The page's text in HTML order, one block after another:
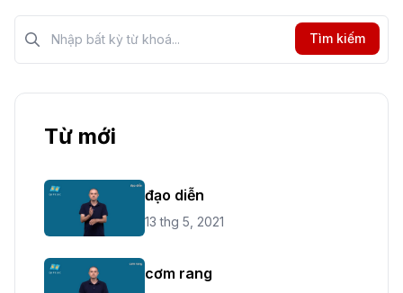
Tìm kiếm?>
Tìm kiếm
Từ mới
đạo diễn
13 thg 5, 2021
cơm rang